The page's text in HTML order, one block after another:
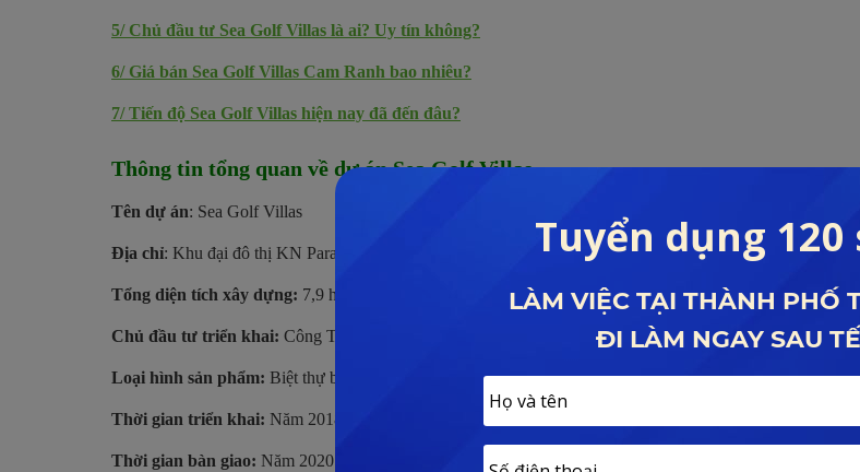
5/ Chủ đầu tư Sea Golf Villas là ai? Uy tín không?
6/ Giá bán Sea Golf Villas Cam Ranh bao nhiêu?
7/Tiến độ Sea Golf Villas hiện nay đã đến đâu?
Thông tin tổng quan về dự án Sea Golf Villas
Tên dự án: Sea Golf Villas
Địa chỉ: Khu đại đô thị KN Paradise, đường Nguyễn Tất Thành, Bãi Dài, TP Cam Ranh, Tỉnh Khánh Hòa
Tổng diện tích xây dựng: 7,9 ha
Chủ đầu tư triển khai: Công Ty CP Đầu tư và Kinh Doanh Golf Long Thành
Loại hình sản phẩm: Biệt thự biển, nhà phố biển và shophouse.
Thời gian triển khai: Năm 2018
Thời gian bàn giao: Năm 2020